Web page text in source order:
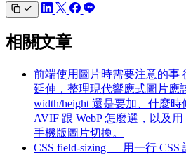
相關文章
前端使用圖片時需要注意的事
延伸，整理現代響應式圖片應
width/height 還是要加、什麼時
AVIF 跟 WebP 怎麼選，以及用
手機版圖片切換。
CSS field-sizing — 用一行